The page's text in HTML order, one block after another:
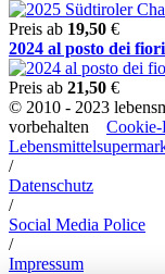
Preis ab 19,50 €
2024 al posto dei
Preis ab 21,50 €
© 2010 - 2023
vorbehalten Cookie-
/
Datenschutz
/
Social Media Police
/
Impressum